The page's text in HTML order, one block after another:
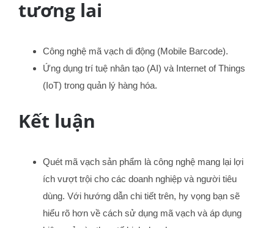
tương lai
Công nghệ mã vạch di động (Mobile Barcode).
Ứng dụng trí tuệ nhân tạo (AI) và Internet of Things
(IoT) trong quản lý hàng hóa.
Kết luận
Quét mã vạch sản phẩm là công nghệ mang lại lợi
ích vượt trội cho các doanh nghiệp và người tiêu
dùng. Với hướng dẫn chi tiết trên, hy vọng bạn sẽ
hiểu rõ hơn về cách sử dụng mã vạch và áp dụng